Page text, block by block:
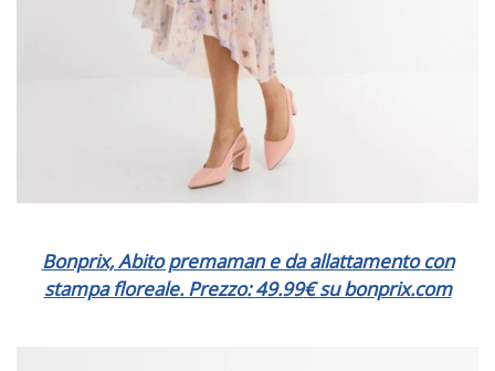
Bonprix, Abito premaman e da allattamento con
stampa floreale. Prezzo:49.99€su bonprix.com